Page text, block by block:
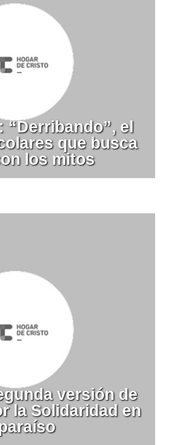
“Derribando”, el
que busca
los mitos
versión de
la Solidaridad en